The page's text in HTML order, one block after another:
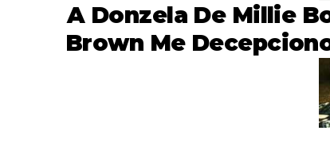
A Donzela De Millie
Brown Me